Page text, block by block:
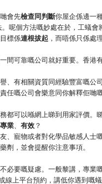
會先​​檢查同判斷​你屋企係邊一
呢個方法嘅妙處在於，工蟻
標係​​連根拔起​ ，而唔係只係處
間可靠嘅公司就好重要。香
、有相關資質同經驗豐富嘅公
責任嘅公司會樂意同你解釋佢
都可以喺網上睇到用家評價。
​專業​​、​ ​有效​ ​？
、寵物或者對化學品敏感人
劑，並會提醒你注意事項。
必要嘅疑慮。一般黎講，專業
線上平台預約，講低你遇到嘅蟻